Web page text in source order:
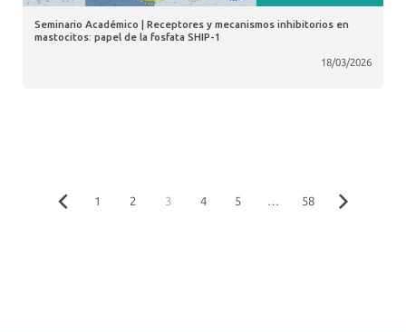
Seminario Académico | Receptores y mecanismos inhibitorios en
mastocitos: papel de la fosfata SHIP-1
18/03/2026
1 2 3 4 5 … 58